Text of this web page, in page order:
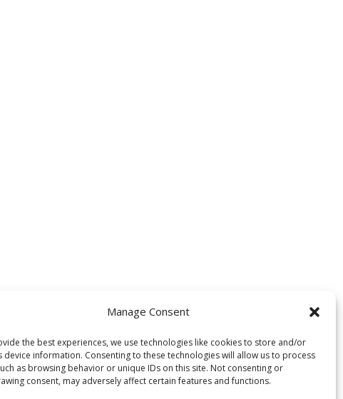
Manage Consent
the best experiences, we use technologies like cookies to store and/or
device information. Consenting to these technologies will allow us to process
as browsing behavior or unique IDs on this site. Not consenting or
consent, may adversely affect certain features and functions.